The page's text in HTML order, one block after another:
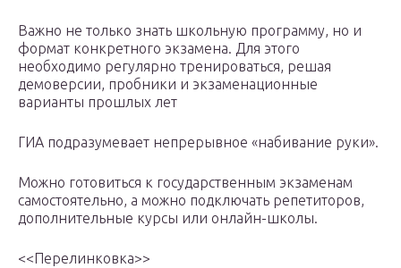
Важно не только знать школьную программу, но и
формат конкретного экзамена. Для этого
необходимо регулярно тренироваться, решая
демоверсии, пробники и экзаменационные
варианты прошлых лет
ГИА подразумевает непрерывное «набивание руки».
Можно готовиться к государственным экзаменам
самостоятельно, а можно подключать репетиторов,
дополнительные курсы или онлайн-школы.
<<Перелинковка>>